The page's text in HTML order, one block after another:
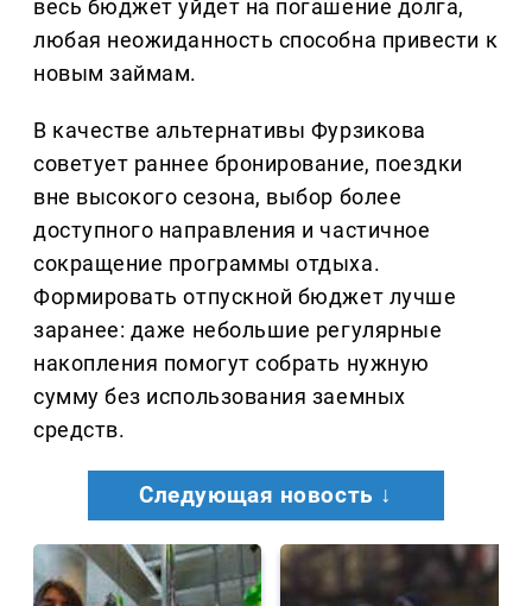
весь бюджет уйдет на погашение долга,
любая неожиданность способна привести к
новым займам.
В качестве альтернативы Фурзикова
советует раннее бронирование, поездки
вне высокого сезона, выбор более
доступного направления и частичное
сокращение программы отдыха.
Формировать отпускной бюджет лучше
заранее: даже небольшие регулярные
накопления помогут собрать нужную
сумму без использования заемных
средств.
Следующая новость ↓